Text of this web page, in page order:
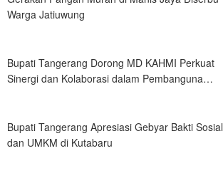
Warga Jatiuwung
Bupati Tangerang Dorong MD KAHMI Perkuat
Sinergi dan Kolaborasi dalam Pembanguna…
Bupati Tangerang Apresiasi Gebyar Bakti Sosial
dan UMKM di Kutabaru